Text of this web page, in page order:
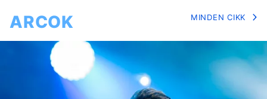
ARCOK MINDEN CIKK